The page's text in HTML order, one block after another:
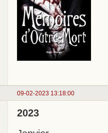
09-02-2023 13:18:00
2023